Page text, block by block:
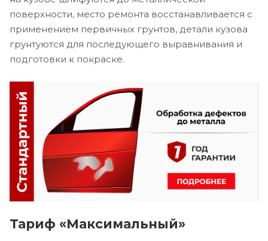
поверхности, место ремонта восстанавливается с
применением первичных грунтов, детали кузова
грунтуются для последующего выравнивания и
подготовки к покраске.
Тариф «Максимальный»